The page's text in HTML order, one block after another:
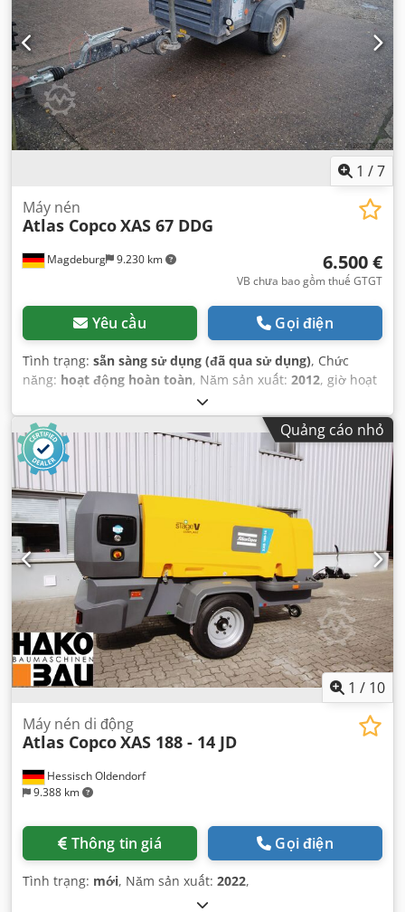
1 /7
Magdeburg 9.230 km
Máy nén
Atlas CopcoXAS 67 DDG
6.500 €
VB chưa bao gồm thuế GTGT
Yêu cầu Gọi điện
Tình trạng: sẵn sàng sử dụng (đã qua sử dụng), Chức
năng: hoạt động hoàn toàn, Năm sản xuất: 2012, giờ hoạt
Quảng cáo nhỏ
1 / 10
Hessisch Oldendorf
9.388 km
Máy nén di động
Atlas CopcoXAS 188 - 14 JD
Thông tin giá Gọi điện
Tình trạng: mới, Năm sản xuất: 2022,